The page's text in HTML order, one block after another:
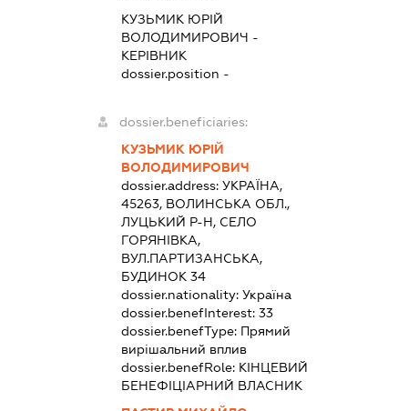
КУЗЬМИК ЮРІЙ
ВОЛОДИМИРОВИЧ -
КЕРІВНИК
dossier.position -
dossier.beneficiaries:
КУЗЬМИК ЮРІЙ
ВОЛОДИМИРОВИЧ
dossier.address:УКРАЇНА,
45263, ВОЛИНСЬКА ОБЛ.,
ЛУЦЬКИЙ Р-Н, СЕЛО
ГОРЯНІВКА,
ВУЛ.ПАРТИЗАНСЬКА,
БУДИНОК 34
dossier.nationality:Україна
dossier.benefInterest:33
dossier.benefType: Прямий
вирішальний вплив
dossier.benefRole: КІНЦЕВИЙ
БЕНЕФІЦІАРНИЙ ВЛАСНИК